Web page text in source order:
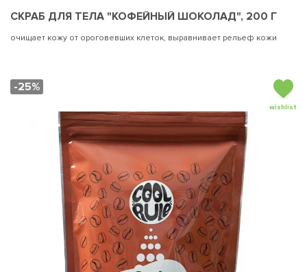
СКРАБ ДЛЯ ТЕЛА "КОФЕЙНЫЙ ШОКОЛАД", 200 Г
очищает кожу от ороговевших клеток, выравнивает рельеф кожи
-25%
wishlist